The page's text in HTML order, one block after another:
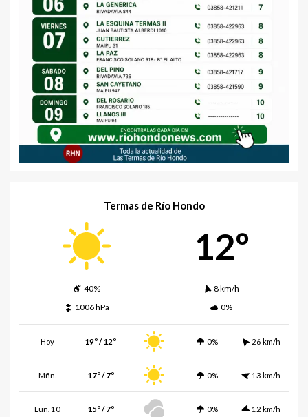
Termas de Río Hondo
12º
40%
8 km/h
1006 hPa
0%
Hoy 19º / 12º 0% 26 km/h
Mñn. 17º / 7º 0% 13 km/h
Lun. 10 15º / 7º 0% 12 km/h